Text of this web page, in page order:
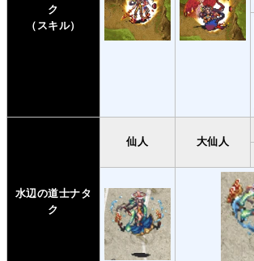
ク
（スキル）
水辺の道士ナタ
ク
仙人 大仙人